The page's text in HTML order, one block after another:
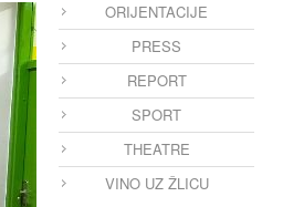
ORIJENTACIJE
PRESS
REPORT
SPORT
THEATRE
VINO UZ ŽLICU